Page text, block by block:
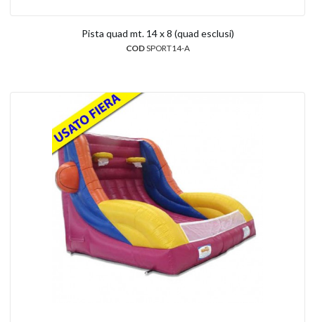
Pista quad mt. 14 x 8 (quad esclusi)
CODSPORT14-A